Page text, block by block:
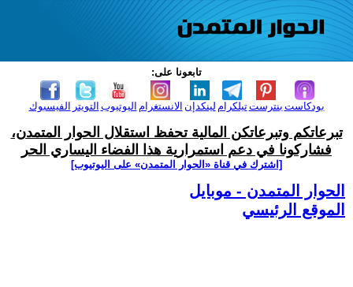
تابعونا على:
الفيسبوك التويتر اليوتيوب الانستغرام لينكدإن تيلكرامبنترست بودكاست
تبرعاتكم وتبرعاتكن المالية تحفظ استقلال الحوار المتمدن،
فشاركونا في دعم استمرارية هذا الفضاء اليساري الحر
[اشترك في قناة ‫«الحوار المتمدن» على اليوتيوب]
الحوار المتمدن - موبايل
الموقع الرئيسي